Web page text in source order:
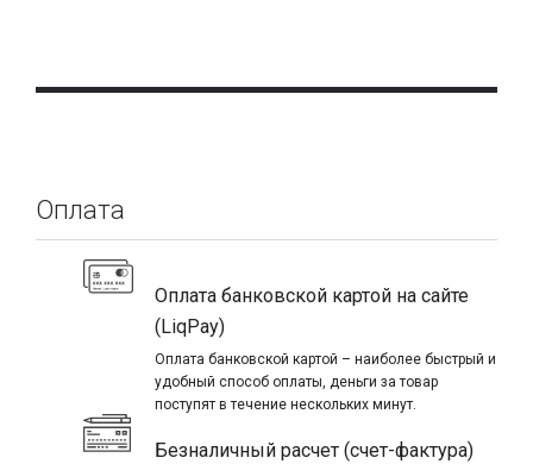
Оплата
Оплата банковской картой на сайте
(LiqPay)
Оплата банковской картой – наиболее быстрый и
удобный способ оплаты, деньги за товар
поступят в течение нескольких минут.
Безналичный расчет (счет-фактура)